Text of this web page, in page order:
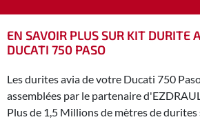
EN SAVOIR PLUS SUR KIT DURITE
DUCATI 750 PASO
Les durites avia de votre Ducati 750
assemblées par le partenaire
Plus de 1,5 Millions de mètres de